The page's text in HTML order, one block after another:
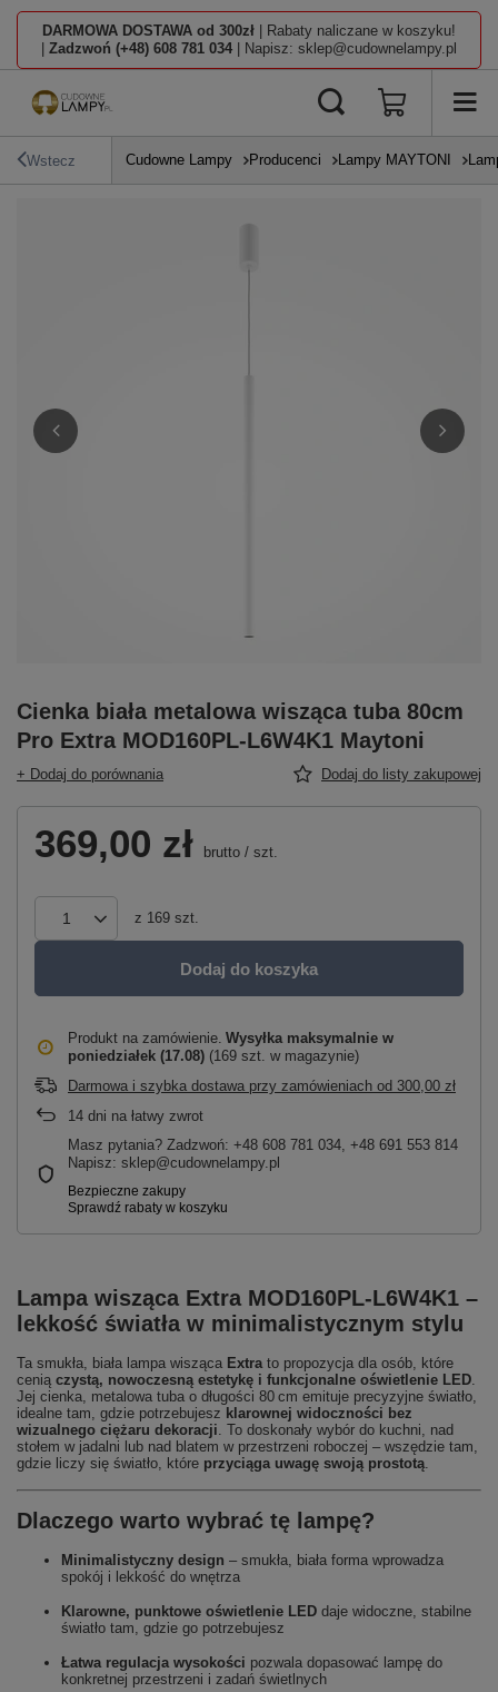
DARMOWA DOSTAWA od 300zł | Rabaty naliczane w koszyku!
Zadzwoń (+48) 608 781 034 | Napisz: sklep@cudownelampy.pl
Wstecz Cudowne Lampy Producenci Lampy MAYTONI
Cienka biała metalowa wisząca tuba 80cm
Pro Extra MOD160PL-L6W4K1 Maytoni
+ Dodaj do porównania Dodaj do listy zakupowej
369,00 zł brutto / szt.
z 169 szt.
Dodaj do koszyka
Produkt na zamówienie Wysyłka maksymalnie w
poniedziałek (17.08) (169 szt. w magazynie)
Darmowa i szybka dostawa przy zamówieniach od 300,00 zł
14 dni na łatwy zwrot
Masz pytania? Zadzwoń: +48 608 781 034, +48 691 553 814
Napisz: sklep@cudownelampy.pl
Lampa wisząca Extra MOD160PL‑L6W4K1 –
lekkość światła w minimalistycznym stylu
Ta smukła, biała lampa wisząca Extrato propozycja dla osób, które
cenią czystą, nowoczesną estetykę i funkcjonalne oświetlenie LED.
Jej cienka, metalowa tuba o długości 80 cm emituje precyzyjne światło,
idealne tam, gdzie potrzebujesz klarownej widoczności bez
wizualnego ciężaru dekoracji. To doskonały wybór do kuchni, nad
stołem w jadalni lub nad blatem w przestrzeni roboczej – wszędzie tam,
gdzie liczy się światło, które przyciąga uwagę swoją prostotą.
Dlaczego warto wybrać tę lampę?
Minimalistyczny design – smukła, biała forma wprowadza
spokój i lekkość do wnętrza
Klarowne, punktowe oświetlenie LED daje widoczne, stabilne
światło tam, gdzie go potrzebujesz
Łatwa regulacja wysokości pozwala dopasować lampę do
konkretnej przestrzeni i zadań świetlnych